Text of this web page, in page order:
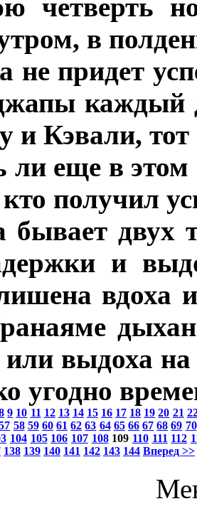
четверть
в
не придет
каждый
и Кэвали,
ли еще в
получил
бывает двух
и
вдоха
или выдоха
угодно
9 10 11 12 13 14 15 16 17 18 19 20 21
58 59 60 61 62 63 64 65 66 67 68 69 70
104 105 106 107 108 109 110 111 112
138 139 140 141 142 143 144 Вперед >>